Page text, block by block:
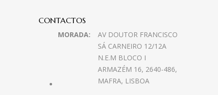
CONTACTOS
MORADA:
AV DOUTOR FRANCISCO
SÁ CARNEIRO 12/12A
N.E.M BLOCO I
ARMAZÉM 16, 2640-486,
MAFRA, LISBOA